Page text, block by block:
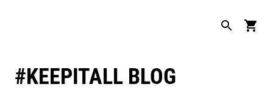
#KEEPITALL BLOG